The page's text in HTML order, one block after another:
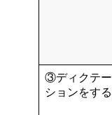
③ディクテー
ションをする